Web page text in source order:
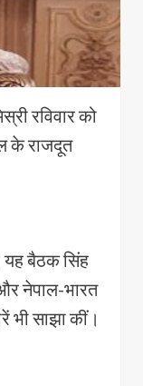
रविवार को
के राजदूत
यह बैठक सिंह
और नेपाल-भारत
भी साझा कीं।